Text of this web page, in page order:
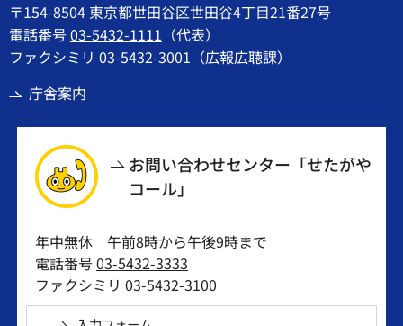
〒154-8504 東京都世田谷区世田谷4丁目21番27号
電話番号03-5432-1111 （代表）
ファクシミリ 03-5432-3001（広報広聴課）
庁舎案内
お問い合わせセンター「せたがや
コール」
年中無休 午前8時から午後9時まで
電話番号03-5432-3333
ファクシミリ 03-5432-3100